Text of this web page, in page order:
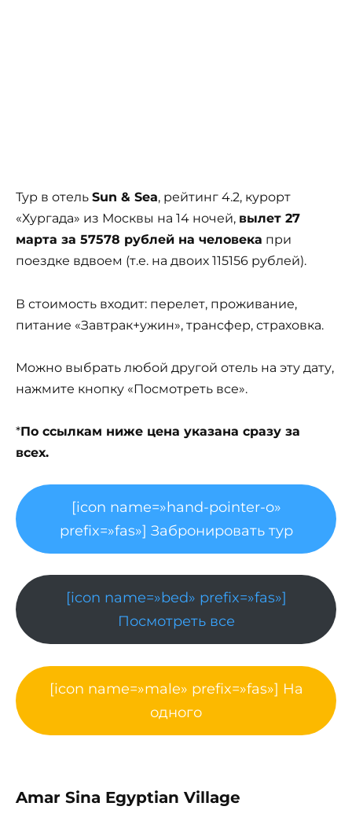
Тур в отель Sun & Sea, рейтинг 4.2, курорт
«Хургада» из Москвы на 14 ночей, вылет 27
марта за 57578 рублей на человека при
поездке вдвоем (т.е. на двоих 115156 рублей).
В стоимость входит: перелет, проживание,
питание «Завтрак+ужин», трансфер, страховка.
Можно выбрать любой другой отель на эту дату,
нажмите кнопку «Посмотреть все».
*По ссылкам ниже цена указана сразу за
всех.
[icon name=»hand-pointer-o»
prefix=»fas»] Забронировать тур
[icon name=»bed» prefix=»fas»]
Посмотреть все
[icon name=»male» prefix=»fas»] На
одного
Amar Sina Egyptian Village